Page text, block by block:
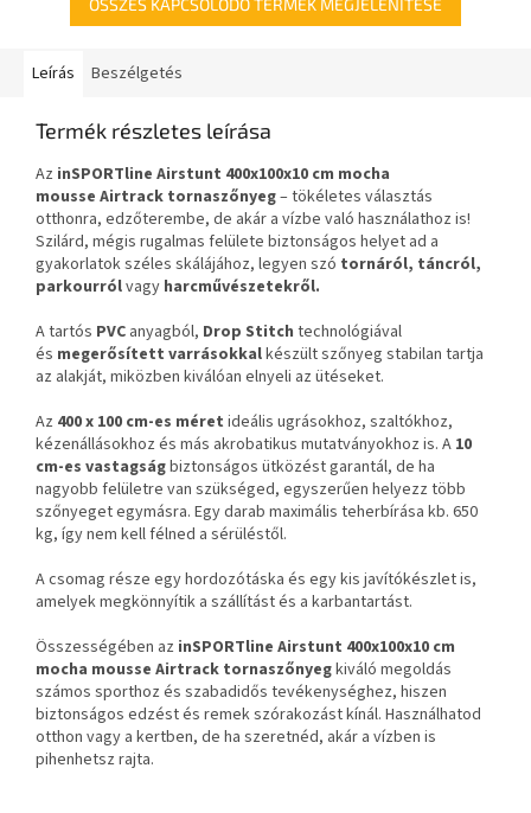
Leírás Beszélgetés
Termék részletes leírása
Az inSPORTline Airstunt 400x100x10 cm mocha
mousse Airtrack tornaszőnyeg– tökéletes választás
otthonra, edzőterembe, de akár a vízbe való használathoz is!
Szilárd, mégis rugalmas felülete biztonságos helyet ad a
gyakorlatok széles skálájához, legyen szó tornáról, táncról,
parkourrólvagy harcművészetekről.
A tartós PVC anyagból, Drop Stitch technológiával
és megerősített varrásokkalkészült szőnyeg stabilan tartja
az alakját, miközben kiválóan elnyeli az ütéseket.
Az 400 x 100 cm-es méret ideális ugrásokhoz, szaltókhoz,
kézenállásokhoz és más akrobatikus mutatványokhoz is. A 10
cm-es vastagságbiztonságos ütközést garantál, de ha
nagyobb felületre van szükséged, egyszerűen helyezz több
szőnyeget egymásra. Egy darab maximális teherbírása kb. 650
kg, így nem kell félned a sérüléstől.
A csomag része egy hordozótáska és egy kis javítókészlet is,
amelyek megkönnyítik a szállítást és a karbantartást.
Összességében az inSPORTline Airstunt 400x100x10 cm
mocha mousse Airtrack tornaszőnyegkiváló megoldás
számos sporthoz és szabadidős tevékenységhez, hiszen
biztonságos edzést és remek szórakozást kínál. Használhatod
otthon vagy a kertben, de ha szeretnéd, akár a vízben is
pihenhetsz rajta.